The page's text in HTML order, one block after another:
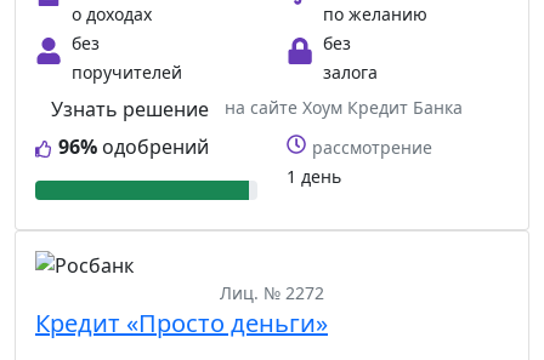
о доходах
по желанию
без
поручителей
без
залога
96% одобрений
Узнать решение
на сайте Хоум Кредит Банка
рассмотрение
1 день
Лиц. № 2272
Кредит «Просто деньги»